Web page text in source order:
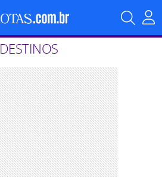
DESTINOS